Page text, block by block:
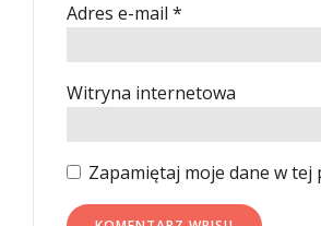
Adres e-mail *
Witryna internetowa
Zapamiętaj moje dane w